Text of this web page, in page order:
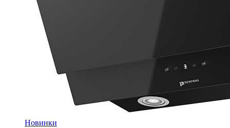
Новинки